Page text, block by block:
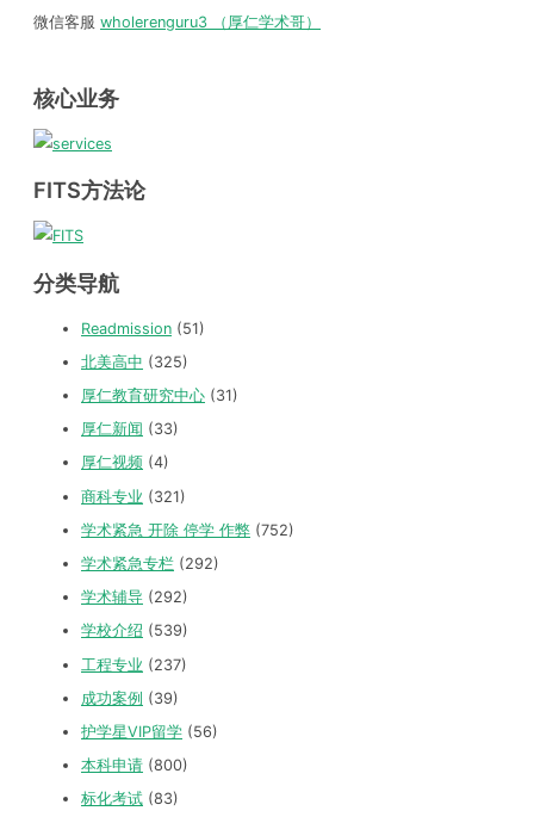
微信客服 wholerenguru3 （厚仁学术哥）
核心业务
FITS方法论
分类导航
Readmission (51)
北美高中 (325)
厚仁教育研究中心 (31)
厚仁新闻 (33)
厚仁视频 (4)
商科专业 (321)
学术紧急 开除 停学 作弊 (752)
学术紧急专栏 (292)
学术辅导 (292)
学校介绍 (539)
工程专业 (237)
成功案例 (39)
护学星VIP留学 (56)
本科申请 (800)
标化考试 (83)